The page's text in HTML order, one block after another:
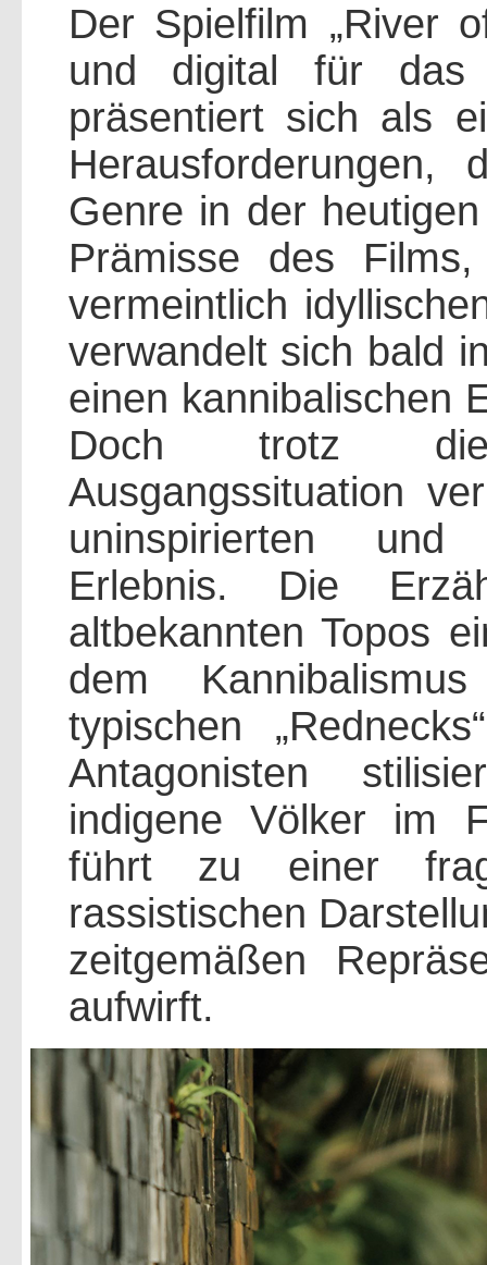
Der Spielfilm „River
und digital für das
präsentiert sich als
Herausforderungen,
Genre in der
Prämisse des
vermeintlich
verwandelt sich bald
einen kannibalischen
Doch trotz
Ausgangssituation
uninspirierten und
Erlebnis. Die
altbekannten Topos
dem
typischen
Antagonisten
indigene Völker im
führt zu einer
rassistischen
zeitgemäßen
aufwirft.